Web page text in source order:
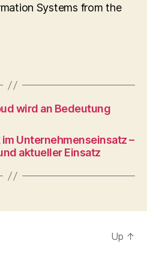
Systems from the
wird an Bedeutung
Unternehmenseinsatz –
aktueller Einsatz
Up ↑